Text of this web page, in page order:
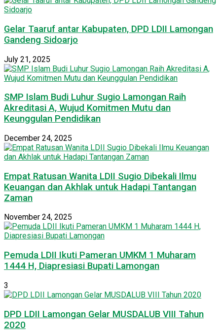
Gelar Taaruf antar Kabupaten, DPD LDII Lamongan
Gandeng Sidoarjo
July 21, 2025
SMP Islam Budi Luhur Sugio Lamongan Raih
Akreditasi A, Wujud Komitmen Mutu dan
Keunggulan Pendidikan
December 24, 2025
Empat Ratusan Wanita LDII Sugio Dibekali Ilmu
Keuangan dan Akhlak untuk Hadapi Tantangan
Zaman
November 24, 2025
Pemuda LDII Ikuti Pameran UMKM 1 Muharam
1444 H, Diapresiasi Bupati Lamongan
3
DPD LDII Lamongan Gelar MUSDALUB VIII Tahun
2020